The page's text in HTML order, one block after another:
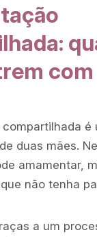
é
duas mães.
amamentar,
não tenha
a um